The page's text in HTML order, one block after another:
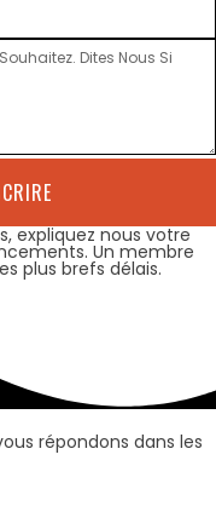
expliquez nous votre
Un membre
plus brefs délais.
répondons dans les